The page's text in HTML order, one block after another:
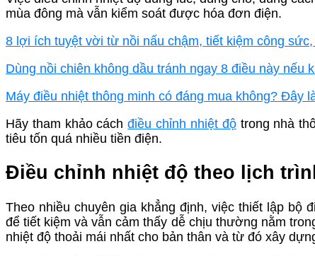
mùa đông mà vẫn kiểm soát được hóa đơn điện.
8 lợi ích tuyệt vời từ nồi nấu chậm, tiết kiệm công
Dùng nồi chiên không dầu tránh ngay 8 điều này nếu
Máy điều nhiệt thông minh có đáng mua không? Đây
Hãy tham khảo cáchđiều chỉnh nhiệt độtrong nhà
tiêu tốn quá nhiều tiền điện.
Điều chỉnh nhiệt độ theo lịch
Theo nhiều chuyên gia khẳng định, việc thiết lập bộ
để tiết kiệm và vẫn cảm thấy dễ chịu thường nằm
nhiệt độ thoải mái nhất cho bản thân và từ đó xây